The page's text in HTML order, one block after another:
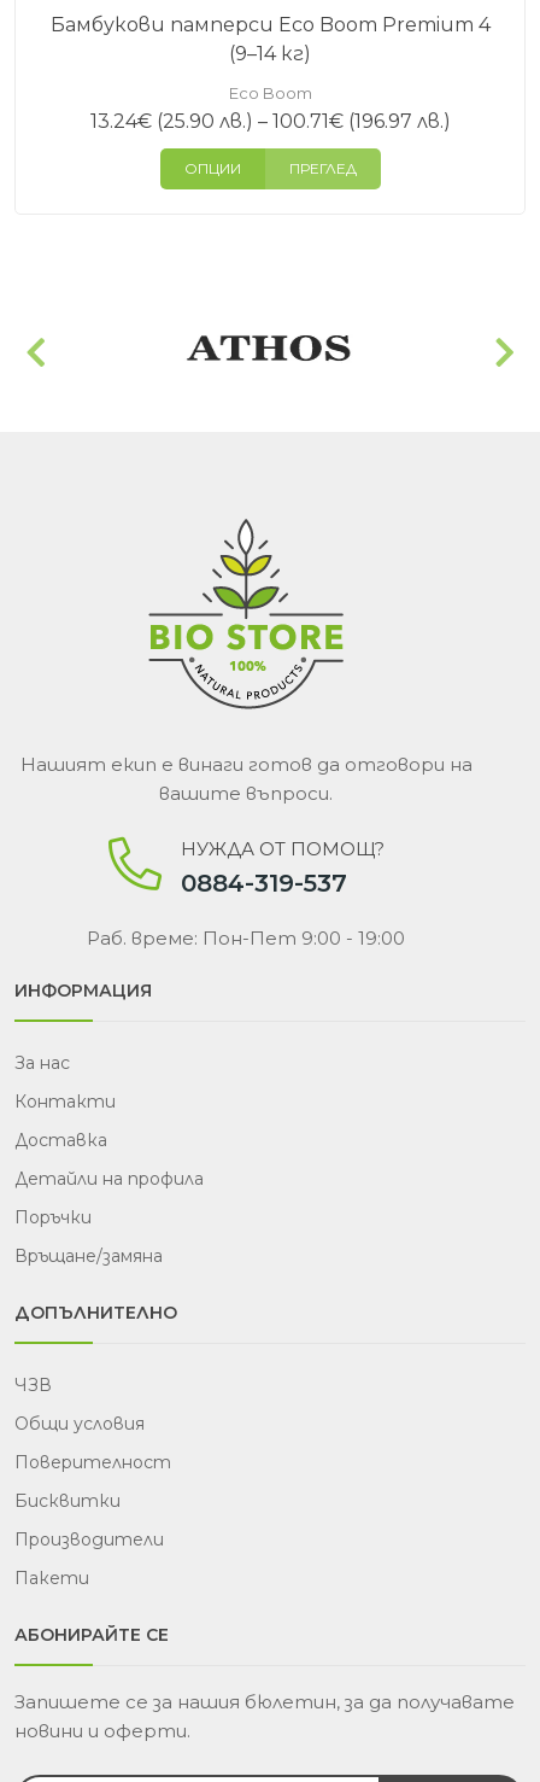
Бамбукови памперси Eco Boom Premium 4
(9–14 кг)
Eco Boom
13.24€(25.90 лв.) – 100.71€(196.97 лв.)
ОПЦИИ ПРЕГЛЕД
Нашият екип е винаги готов да отговори на
вашите въпроси.
НУЖДА ОТ ПОМОЩ?
0884-319-537
Раб. време: Пон-Пет 9:00 - 19:00
ИНФОРМАЦИЯ
За нас
Контакти
Доставка
Детайли на профила
Поръчки
Връщане/замяна
ДОПЪЛНИТЕЛНО
ЧЗВ
Общи условия
Поверителност
Бисквитки
Производители
Пакети
АБОНИРАЙТЕ СЕ
Запишете се за нашия бюлетин, за да получавате
новини и оферти.